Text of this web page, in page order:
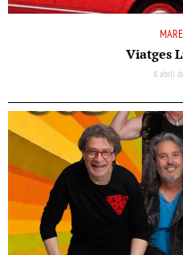
Viatges
8 abril